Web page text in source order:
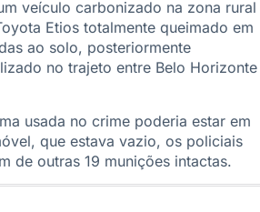
veículo carbonizado na zona rural
Etios totalmente queimado em
ao solo, posteriormente
no trajeto entre Belo Horizonte
usada no crime poderia estar em
que estava vazio, os policiais
de outras 19 munições intactas.